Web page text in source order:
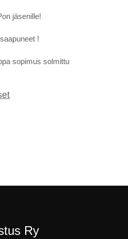
jäsenille!
!
sopimus solmittu
Ry